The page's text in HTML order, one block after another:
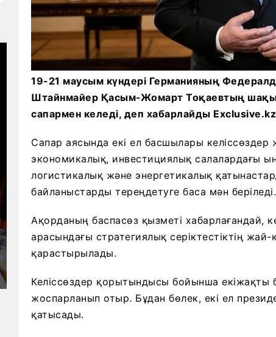
19-21 маусым күндері Германияның
Штайнмайер Қасым-Жомарт Тоқаевтың
сапармен келеді, деп хабарлайды
Сапар аясында екі ел басшылары келіссөздер
экономикалық, инвестициялық салалардағы
логистикалық және энергетикалық
байланыстарды тереңдетуге баса мән беріледі.
Ақорданың баспасөз қызметі хабарлағандай,
арасындағы стратегиялық серіктестіктің
қарастырылады.
Келіссөздер қорытындысы бойынша екіжақты
жоспарланып отыр. Бұдан бөлек, екі ел
қатысады.